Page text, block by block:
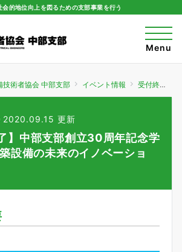
的地位向上を図るための支部事業を行う
t
o
g
n
t
Menu
技術者協会 中部支部 イベント情報 受付終了
2020.09.15 更新
】中部支部創立30周年記念学
設備の未来のイノベーショ